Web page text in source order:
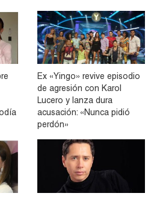
Ex «Yingo» revive episodio
de agresión con Karol
Lucero y lanza dura
acusación: «Nunca pidió
perdón»